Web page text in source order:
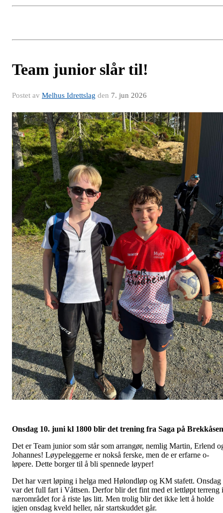
Team junior slår til!
Postet av Melhus Idrettslag den 7. jun 2026
Onsdag 10. juni kl 1800 blir det trening fra Saga på
Det er Team junior som står som arrangør, nemlig Martin, Erlend
Johannes! Løypeleggerne er nokså ferske, men de er erfarne o-
løpere. Dette borger til å bli spennede løyper!
Det har vært løping i helga med Hølondløp og KM stafett. Onsdag
var det full fart i Våttsen. Derfor blir det fint med et lettløpt terreng i
nærområdet for å riste løs litt. Men trolig blir det ikke lett å holde
igjen onsdag kveld heller, når startskuddet går.